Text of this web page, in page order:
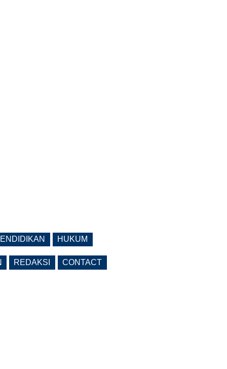
HUKUM
REDAKSI CONTACT